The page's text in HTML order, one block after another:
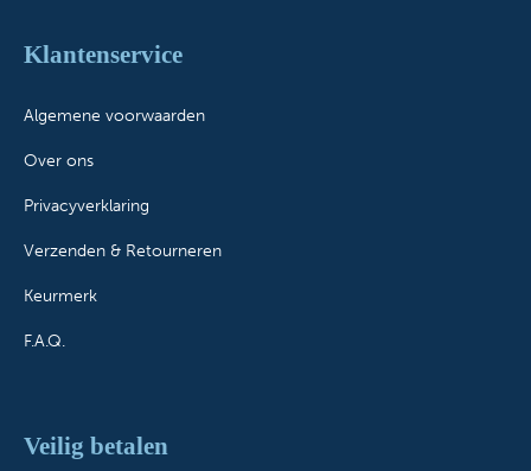
Klantenservice
Algemene voorwaarden
Over ons
Privacyverklaring
Verzenden & Retourneren
Keurmerk
F.A.Q.
Veilig betalen